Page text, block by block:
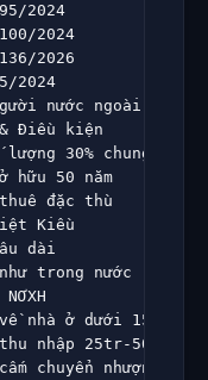
2024
2024
2026
2024
nước ngoài
Điều kiện
30% chung cư
hữu 50 năm
đặc thù
Kiều
dài
trong nước
NƠXH
nhà ở dưới 15 m2
nhập 25tr-50tr
chuyển nhượng 5